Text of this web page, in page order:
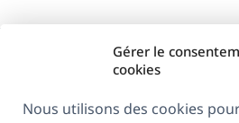
Gérer le
cookies
Nous utilisons des cookies